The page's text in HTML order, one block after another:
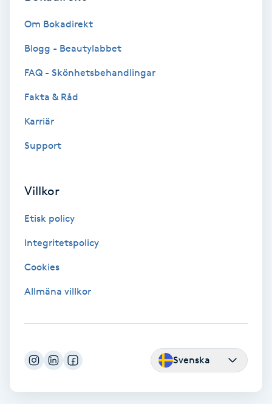
Extensions
Face framing
Faceliftmassage
Fibromassage
Om Bokadirekt
Blogg - Beautylabbet
FAQ - Skönhetsbehandlingar
Fakta & Råd
Karriär
Support
Villkor
Etisk policy
Integritetspolicy
Cookies
Allmäna villkor
Svenska